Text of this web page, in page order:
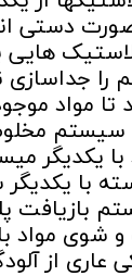
صورت دستی
هایی
را جداسازی
مواد
سیستم
یکدیگر
با یکدیگر
بازیافت
مواد
عاری از